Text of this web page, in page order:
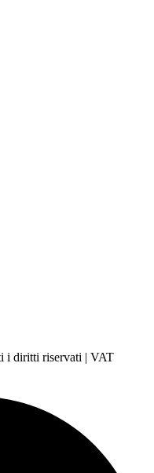
i diritti riservati | VAT